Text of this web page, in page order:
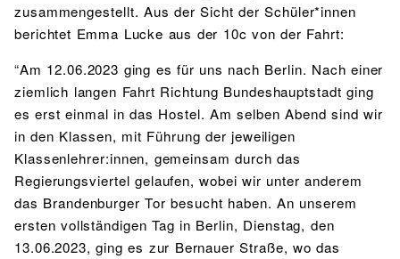
zusammengestellt. Aus der Sicht der Schüler*innen
berichtet Emma Lucke aus der 10c von der Fahrt:
“Am 12.06.2023 ging es für uns nach Berlin. Nach einer
ziemlich langen Fahrt Richtung Bundeshauptstadt ging
es erst einmal in das Hostel. Am selben Abend sind wir
in den Klassen, mit Führung der jeweiligen
Klassenlehrer:innen, gemeinsam durch das
Regierungsviertel gelaufen, wobei wir unter anderem
das Brandenburger Tor besucht haben. An unserem
ersten vollständigen Tag in Berlin, Dienstag, den
13.06.2023, ging es zur Bernauer Straße, wo das